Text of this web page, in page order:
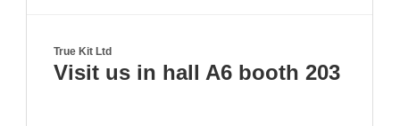
us in hall A6 booth 203